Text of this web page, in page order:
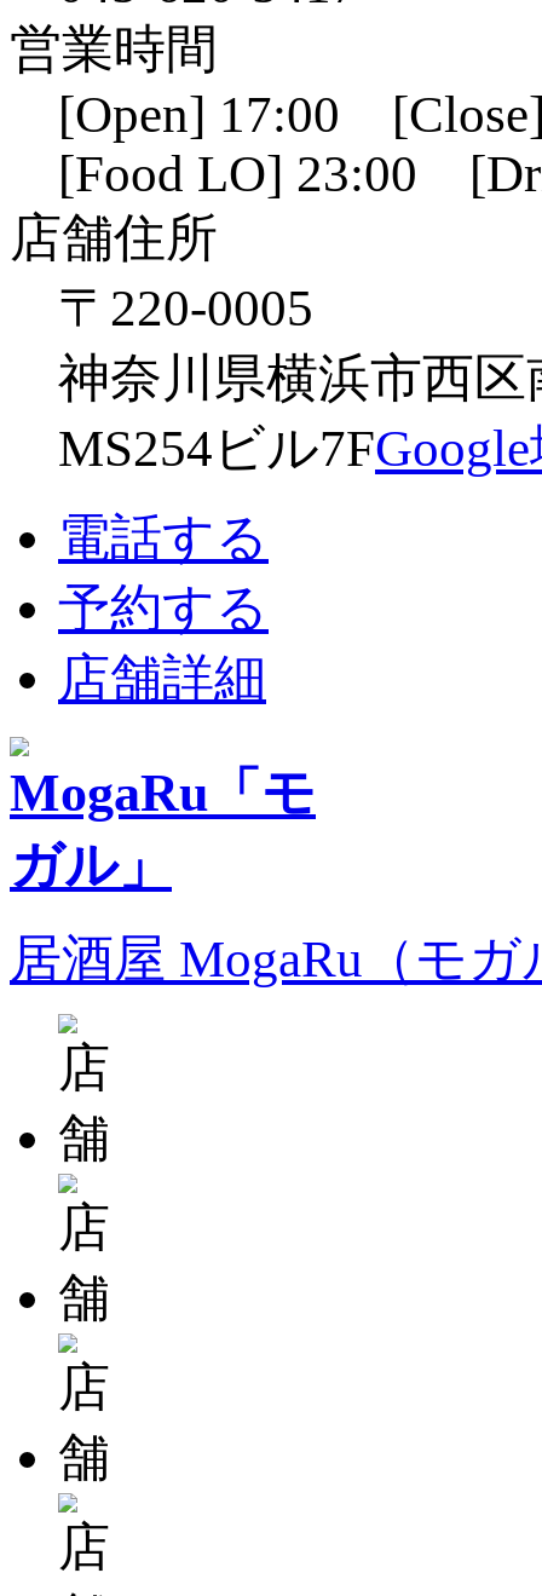
営業時間
[Open] 17:00
[Food LO] 23:00
店舗住所
〒220-0005
神奈川県横浜市西区
MS254ビル7F
電話する
予約する
店舗詳細
居酒屋 MogaRu（モ